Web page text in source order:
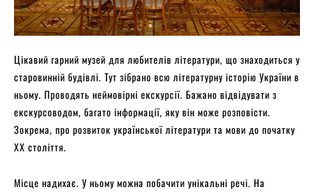
Цікавий гарний музей для любителів літератури, що знаходиться у
старовинній будівлі. Тут зібрано всю літературну історію України в
ньому. Проводять неймовірні екскурсії. Бажано відвідувати з
екскурсоводом, багато інформації, яку він може розповісти.
Зокрема, про розвиток української літератури та мови до початку
ХХ століття.
Місце надихає. У ньому можна побачити унікальні речі. На